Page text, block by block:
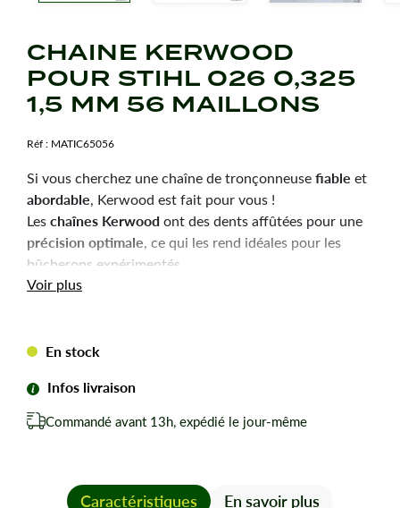
CHAINE KERWOOD
POUR STIHL 026 0,325
1,5 MM 56 MAILLONS
Réf : MATIC65056
Si vous cherchez une chaîne de tronçonneusefiable et
abordable, Kerwood est fait pour vous !
Leschaînes Kerwoodont des dents affûtées pour une
précision optimale, ce qui les rend idéales pour les
bûcherons expérimentés.
Durabilité
Chaîne tronçonneuse Kerwood pour amateurs avertis
du bûcheronnage.
Pour STIHL 026.
Nombre de maillons pour cette chaîne : 56
Voir plus
En stock
Infos livraison
Commandé avant 13h, expédié le jour-même
Caractéristiques
En savoir plus